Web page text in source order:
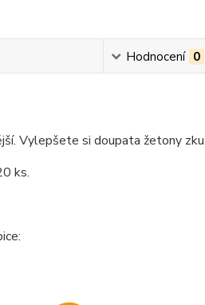
Hodnocení 0
Vylepšete si doupata žetony
ks.